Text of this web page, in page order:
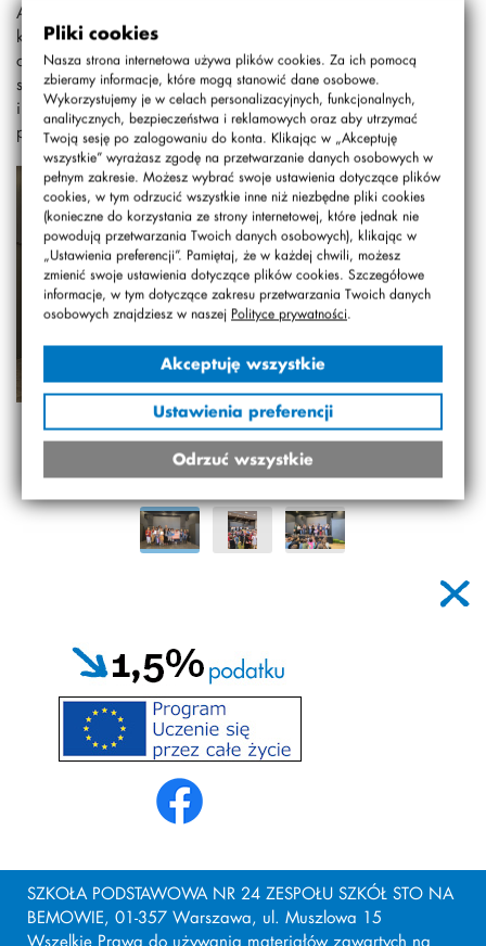
Pliki cookies
Nasza strona internetowa używa plików cookies. Za ich pomocą
zbieramy informacje, które mogą stanowić dane osobowe.
Wykorzystujemy je w celach personalizacyjnych, funkcjonalnych,
analitycznych, bezpieczeństwa i reklamowych oraz aby utrzymać
Twoją sesję po zalogowaniu do konta. Klikając w „Akceptuję
wszystkie” wyrażasz zgodę na przetwarzanie danych osobowych w
pełnym zakresie. Możesz wybrać swoje ustawienia dotyczące plików
cookies, w tym odrzucić wszystkie inne niż niezbędne pliki cookies
(konieczne do korzystania ze strony internetowej, które jednak nie
powodują przetwarzania Twoich danych osobowych), klikając w
„Ustawienia preferencji”. Pamiętaj, że w każdej chwili, możesz
zmienić swoje ustawienia dotyczące plików cookies. Szczegółowe
informacje, w tym dotyczące zakresu przetwarzania Twoich danych
osobowych znajdziesz w naszej Polityce prywatności.
Akceptuję wszystkie
Ustawienia preferencji
Odrzuć wszystkie
American Day upłynął pod znakiem tańca kowbojskiego,
kreatywnych przebrań, stylowych dekoracji sal i drzwi
oraz wielu zróżnicowanych zadań prowadzonych przez
siódmoklasistów. Dziękujemy wszystkim za aktywny udział
i ogromną energię, którą wnieśliście w to
przedsięwzięcie:)))
SZKOŁA PODSTAWOWA NR 24 ZESPOŁU SZKÓŁ STO NA
BEMOWIE, 01-357 Warszawa, ul. Muszlowa 15
Wszelkie Prawa do używania materiałów zawartych na